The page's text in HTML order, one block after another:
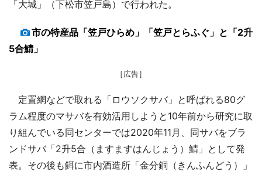
「大城」（下松市笠戸島）で行われた。
市の特産品「笠戸ひらめ」「笠戸とらふぐ」と「2升
5合鯖」
［広告］
定置網などで取れる「ロウソクサバ」と呼ばれる80グ
ラム程度のマサバを有効活用しようと10年前から研究に取
り組んでいる同センターでは2020年11月、同サバをブラ
ンドサバ「2升5合（ますますはんじょう）鯖」として発
表。その後も餌に市内酒造所「金分銅（きんふんどう）」